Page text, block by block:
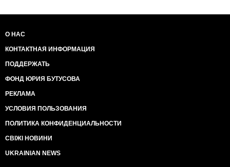
О НАС
КОНТАКТНАЯ ИНФОРМАЦИЯ
ПОДДЕРЖАТЬ
ФОНД ЮРИЯ БУТУСОВА
РЕКЛАМА
УСЛОВИЯ ПОЛЬЗОВАНИЯ
ПОЛИТИКА КОНФИДЕНЦИАЛЬНОСТИ
СВІЖІ НОВИНИ
UKRAINIAN NEWS